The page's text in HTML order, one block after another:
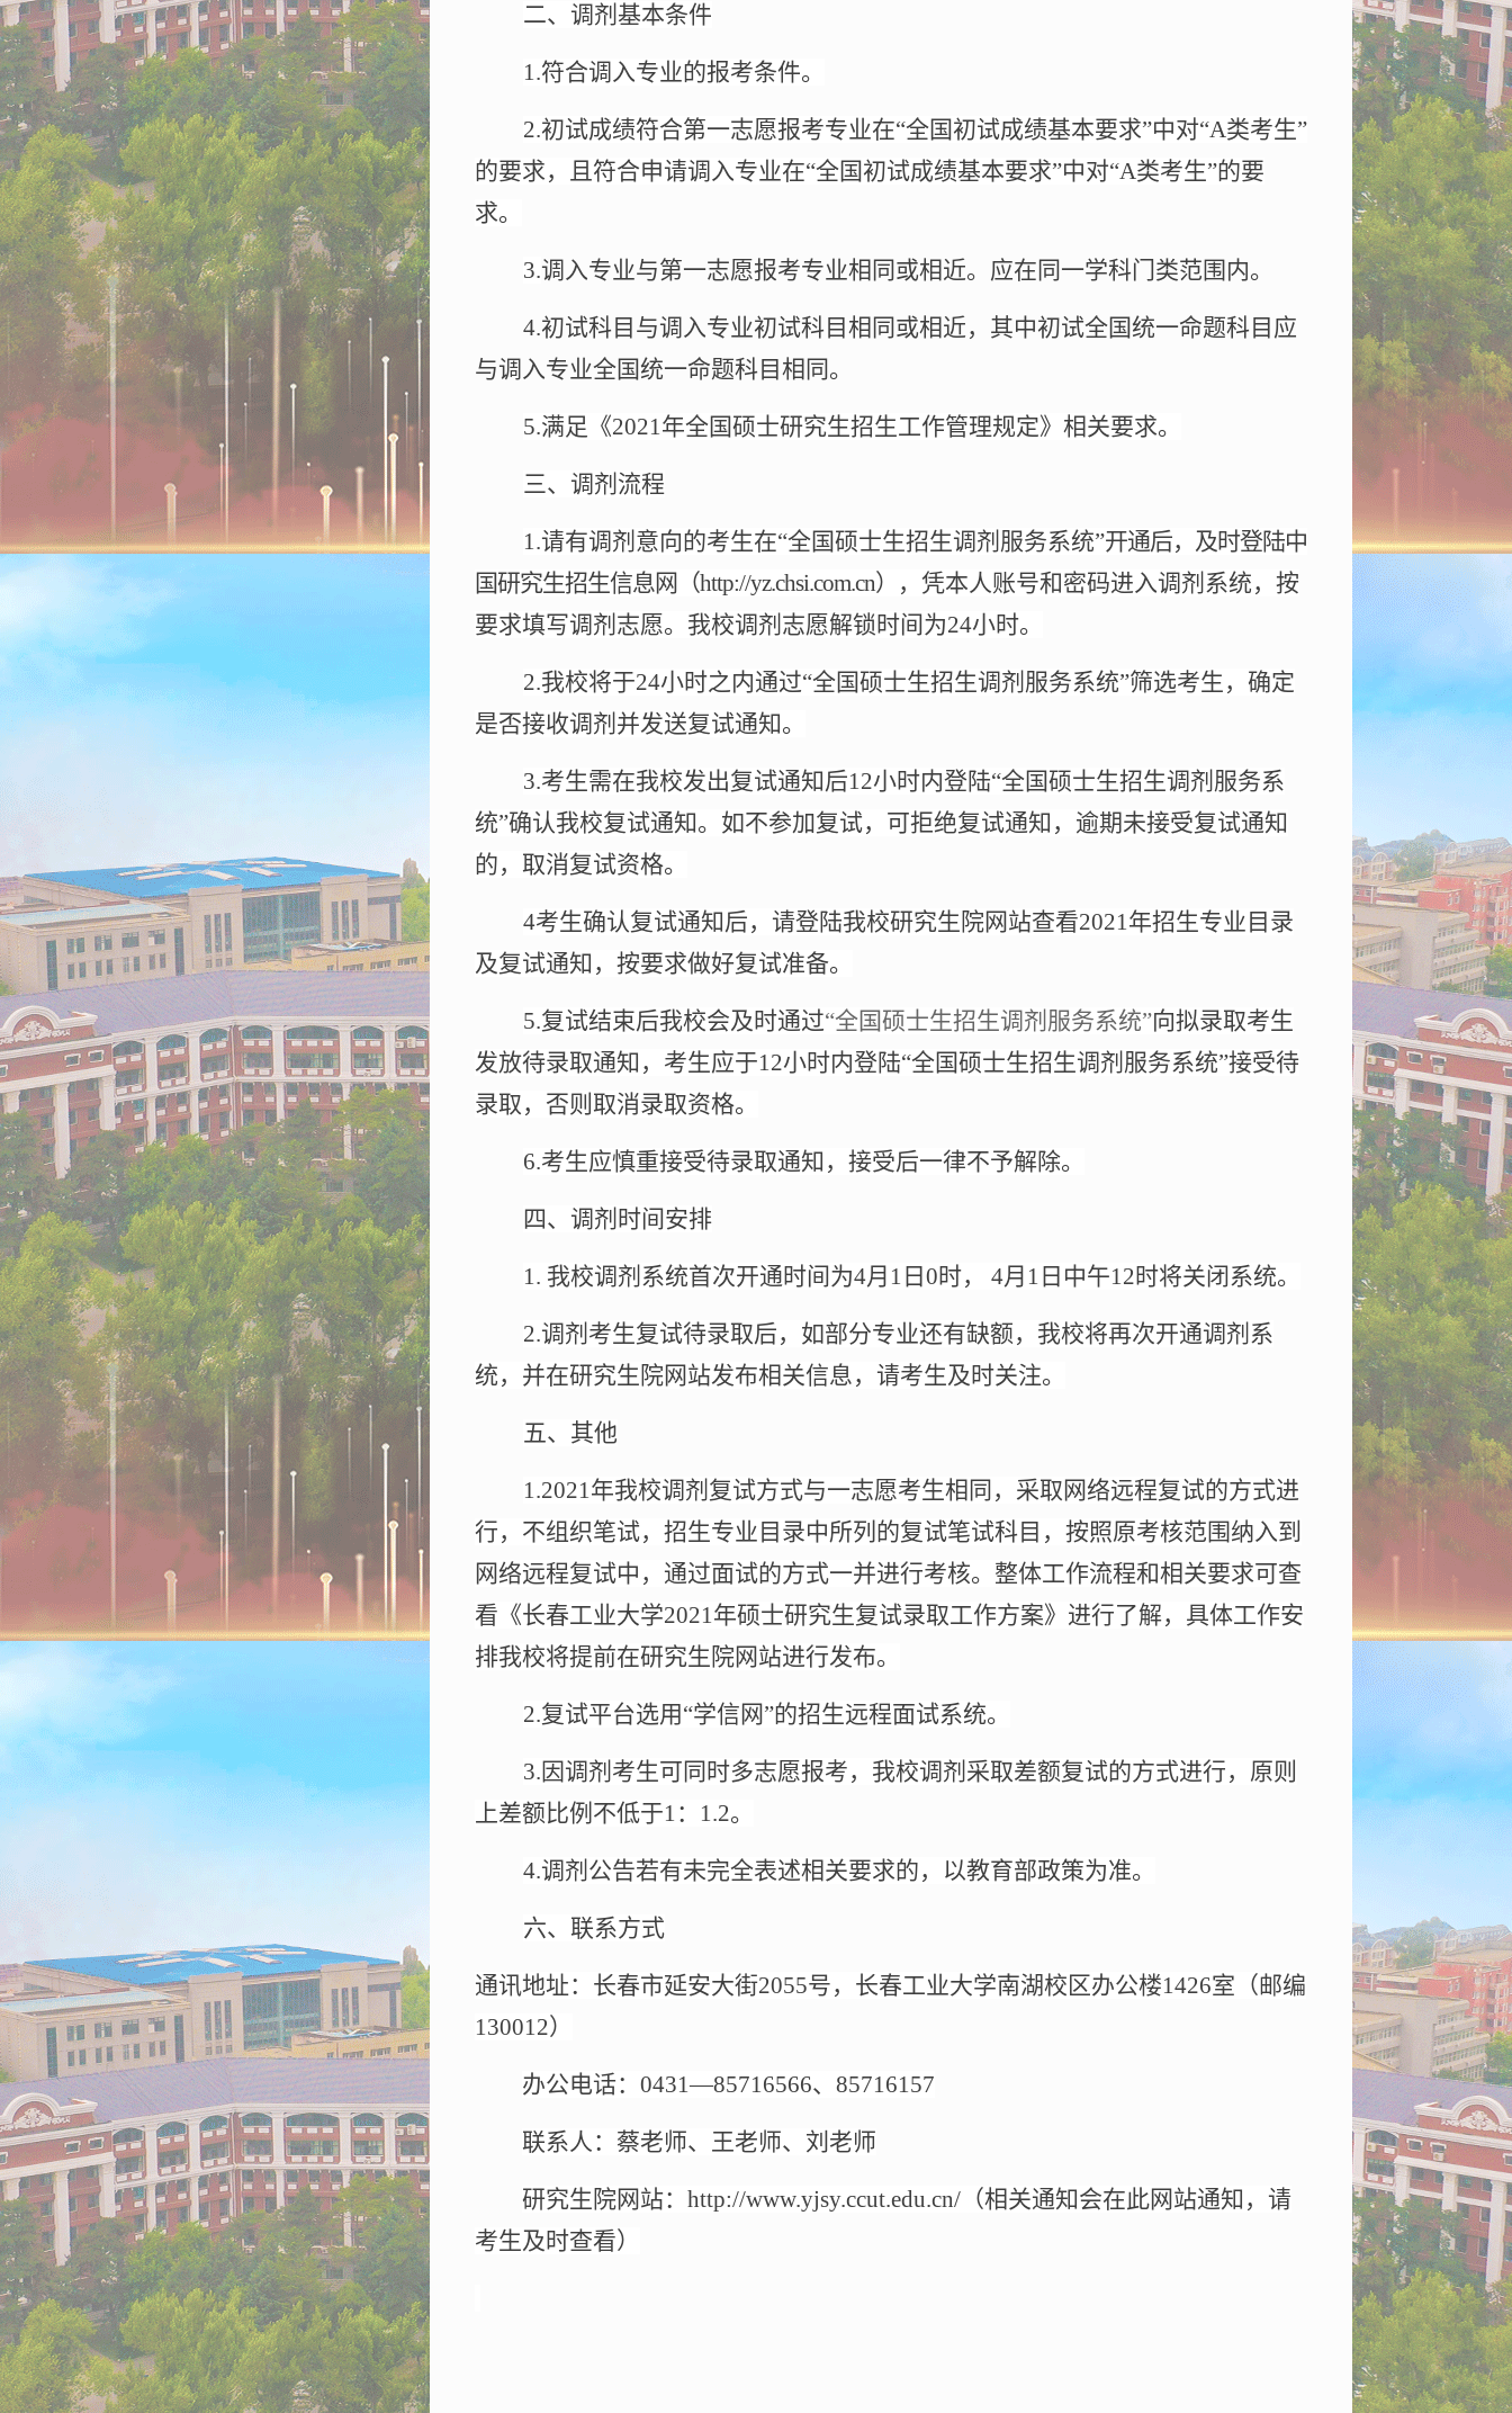
二、调剂基本条件
1.符合调入专业的报考条件。
2.初试成绩符合第一志愿报考专业在“全国初试成绩基本要求”中对“A类考生”
的要求，且符合申请调入专业在“全国初试成绩基本要求”中对“A类考生”的要
求。
3.调入专业与第一志愿报考专业相同或相近。应在同一学科门类范围内。
4.初试科目与调入专业初试科目相同或相近，其中初试全国统一命题科目应
与调入专业全国统一命题科目相同。
5.满足《2021年全国硕士研究生招生工作管理规定》相关要求。
三、调剂流程
1.请有调剂意向的考生在“全国硕士生招生调剂服务系统”开通后，及时登陆中
国研究生招生信息网（http://yz.chsi.com.cn）
，凭本人账号和密码进入调剂系统，按
要求填写调剂志愿。我校调剂志愿解锁时间为24小时。
2.我校将于24小时之内通过“全国硕士生招生调剂服务系统”筛选考生，确定
是否接收调剂并发送复试通知。
3.考生需在我校发出复试通知后12小时内登陆“全国硕士生招生调剂服务系
统”确认我校复试通知。如不参加复试，可拒绝复试通知，逾期未接受复试通知
的，取消复试资格。
4考生确认复试通知后，请登陆我校研究生院网站查看2021年招生专业目录
及复试通知，按要求做好复试准备。
5.复试结束后我校会及时通过“全国硕士生招生调剂服务系统”向拟录取考生
发放待录取通知，考生应于12小时内登陆“全国硕士生招生调剂服务系统”接受待
录取，否则取消录取资格。
6.考生应慎重接受待录取通知，接受后一律不予解除。
四、调剂时间安排
1. 我校调剂系统首次开通时间为4月 1 日 0时， 4月 1 日中午12时将关闭系统。
2.调剂考生复试待录取后，如部分专业还有缺额，我校将再次开通调剂系
统，并在研究生院网站发布相关信息，请考生及时关注。
五、其他
1.2021年我校调剂复试方式与一志愿考生相同，采取网络远程复试的方式进
行，不组织笔试，招生专业目录中所列的复试笔试科目，按照原考核范围纳入到
网络远程复试中，通过面试的方式一并进行考核。整体工作流程和相关要求可查
看《长春工业大学2021年硕士研究生复试录取工作方案》进行了解，具体工作安
排我校将提前在研究生院网站进行发布。
2.复试平台选用“学信网”的招生远程面试系统。
3.因调剂考生可同时多志愿报考，我校调剂采取差额复试的方式进行，原则
上差额比例不低于1： 1.2。
4.调剂公告若有未完全表述相关要求的，以教育部政策为准。
六、联系方式
通讯地址：长春市延安大街2055号， 长春工业大学南湖校区办公楼1426室（邮编
130012）
办公电话： 0431—85716566、 85716157
联系人：蔡老师、王老师、刘老师
研究生院网站： http://www.yjsy.ccut.edu.cn/ （相关通知会在此网站通知，请
考生及时查看）